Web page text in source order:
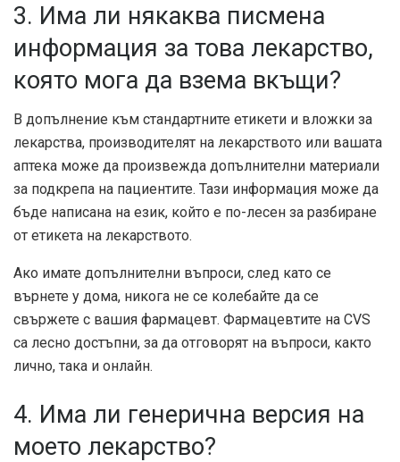
3. Има ли някаква писмена
информация за това лекарство,
която мога да взема вкъщи?
В допълнение към стандартните етикети и вложки за
лекарства, производителят на лекарството или вашата
аптека може да произвежда допълнителни материали
за подкрепа на пациентите. Тази информация може да
бъде написана на език, който е по-лесен за разбиране
от етикета на лекарството.
Ако имате допълнителни въпроси, след като се
върнете у дома, никога не се колебайте да се
свържете с вашия фармацевт. Фармацевтите на CVS
са лесно достъпни, за да отговорят на въпроси, както
лично, така и онлайн.
4. Има ли генерична версия на
моето лекарство?